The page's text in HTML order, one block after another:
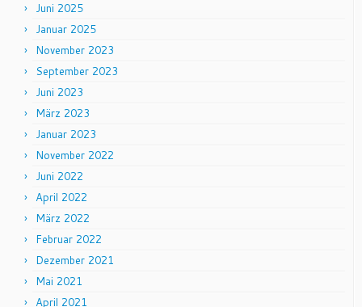
Juni 2025
Januar 2025
November 2023
September 2023
Juni 2023
März 2023
Januar 2023
November 2022
Juni 2022
April 2022
März 2022
Februar 2022
Dezember 2021
Mai 2021
April 2021